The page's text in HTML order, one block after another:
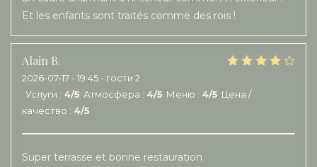
Et les enfants sont traités comme des rois !
Alain B
2026-07-17 - 19:45 - гости 2
Услуги : 4/5 Атмосфера : 4/5 Меню : 4/5 Цена /
качество : 4/5
Super terrasse et bonne restauration